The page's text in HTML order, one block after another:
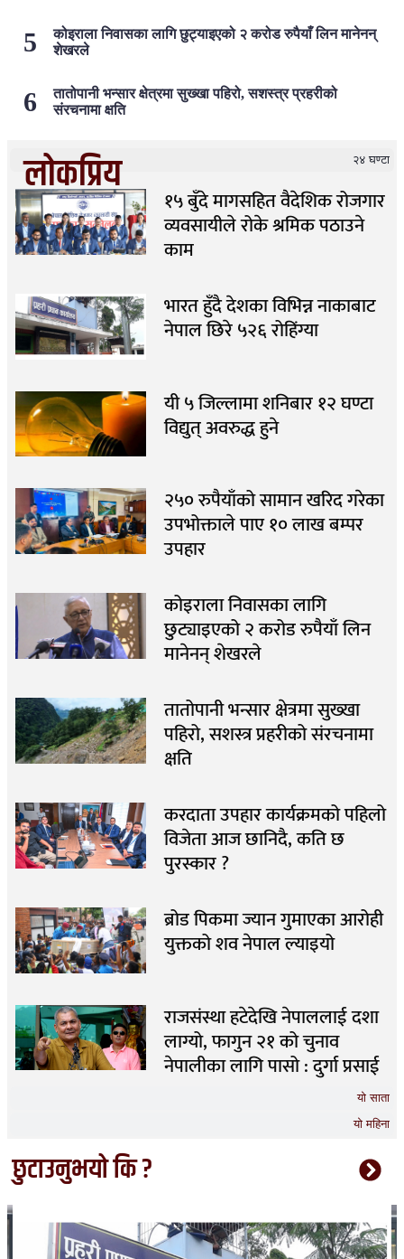
कोइराला निवासका लागि छुट्याइएको २ करोड रुपैयाँ लिन मानेनन्
शेखरले
तातोपानी भन्सार क्षेत्रमा सुख्खा पहिरो, सशस्त्र प्रहरीको
संरचनामा क्षति
लोकप्रिय २४ घण्टा
यो साता
यो महिना
१५ बुँदे मागसहित वैदेशिक रोजगार
व्यवसायीले रोके श्रमिक पठाउने
काम
भारत हुँदै देशका विभिन्न नाकाबाट
नेपाल छिरे ५२६ रोहिंग्या
यी ५ जिल्लामा शनिबार १२ घण्टा
विद्युत् अवरुद्ध हुने
२५० रुपैयाँको सामान खरिद गरेका
उपभोक्ताले पाए १० लाख बम्पर
उपहार
कोइराला निवासका लागि
छुट्याइएको २ करोड रुपैयाँ लिन
मानेनन् शेखरले
तातोपानी भन्सार क्षेत्रमा सुख्खा
पहिरो, सशस्त्र प्रहरीको संरचनामा
क्षति
करदाता उपहार कार्यक्रमको पहिलो
विजेता आज छानिदै, कति छ
पुरस्कार ?
ब्रोड पिकमा ज्यान गुमाएका आरोही
युक्तको शव नेपाल ल्याइयो
राजसंस्था हटेदेखि नेपाललाई दशा
लाग्यो, फागुन २१ को चुनाव
नेपालीका लागि पासो : दुर्गा प्रसाई
छुटाउनुभयो कि ?